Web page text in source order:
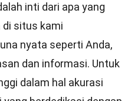
inti dari apa yang
di situs kami
nyata seperti Anda,
dan informasi. Untuk
dalam hal akurasi